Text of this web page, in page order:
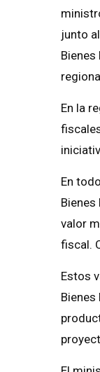
junto
En la
En
valor
fiscal.
Estos